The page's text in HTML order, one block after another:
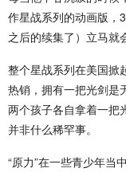
作星战系列的动画版，
之后的续集了）立马就
整个星战系列在美国掀
热销，拥有一把光剑是
两个孩子各自拿着一把
并非什么稀罕事。
“原力”在一些青少年当